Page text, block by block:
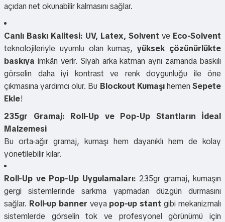
açıdan net okunabilir kalmasını sağlar.
Canlı Baskı Kalitesi: UV, Latex, Solvent ve Eco-Solvent
teknolojileriyle uyumlu olan kumaş,yüksek çözünürlükte
baskıya imkân verir. Siyah arka katman aynı zamanda baskılı
görselin daha iyi kontrast ve renk doygunluğu ile öne
çıkmasına yardımcı olur. Bu Blockout KumaşıhemenSepete
Ekle!
235gr Gramaj: Roll-Up ve Pop-Up Stantların İdeal
Malzemesi
Bu orta-ağır gramaj, kumaşı hem dayanıklı hem de kolay
yönetilebilir kılar.
Roll-Up ve Pop-Up Uygulamaları: 235gr gramaj, kumaşın
gergi sistemlerinde sarkma yapmadan düzgün durmasını
sağlar. Roll-up banner veya pop-up stant gibi mekanizmalı
sistemlerde görselin tok ve profesyonel görünümü için